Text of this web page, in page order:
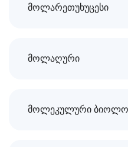
მოლარეთუხუცესი
მოლაღური
მოლეკულური